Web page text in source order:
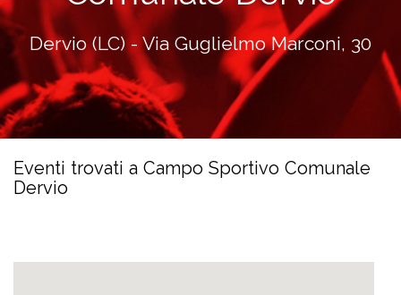
Dervio (LC) - Via Guglielmo Marconi, 30
Eventi trovati a Campo Sportivo Comunale
Dervio